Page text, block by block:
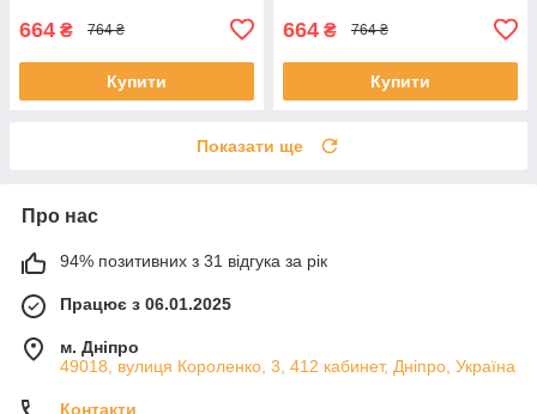
664 ₴ 764 ₴
Купити
664 ₴ 764 ₴
Купити
Показати ще
Про нас
94% позитивних з 31 відгука за рік
Працює з 06.01.2025
м. Дніпро
49018, вулиця Короленко, 3, 412 кабинет, Дніпро, Україна
Контакти